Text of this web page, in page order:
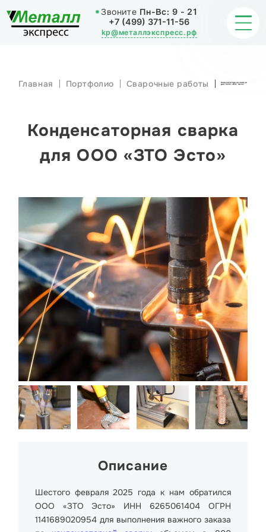
Звоните Пн-Вс: 9 - 21
+7 (499) 371-11-56
kp@металлэкспресс.рф
ОБРАБОТКА МЕТАЛЛА
ИЗДЕЛИЯ
НАШИ РАБОТЫ
О КОМПАНИИ
КОНТАКТЫ
Главная Портфолио Сварочные работы Конденсаторная сварка
для ООО «ЗТО Эсто»
Конденсаторная сварка
для ООО «ЗТО Эсто»
Описание
Шестого февраля 2025 года к нам обратился
ООО «ЗТО Эсто» ИНН 6265061404 ОГРН
1141689020954 для выполнения важного заказа